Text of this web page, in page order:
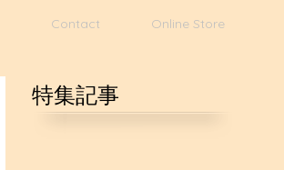
Contact Online Store
特集記事